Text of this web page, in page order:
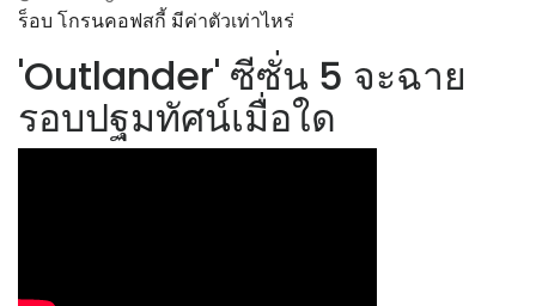
ร็อบ โกรนคอฟสกี้ มีค่าตัวเท่าไหร่
'Outlander' ซีซั่น 5 จะฉาย
รอบปฐมทัศน์เมื่อใด